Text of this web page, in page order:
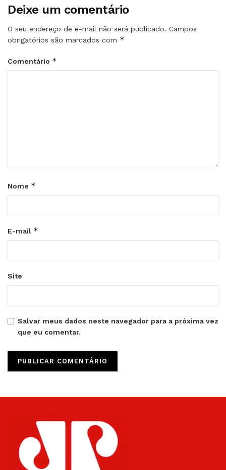
Deixe um comentário
O seu endereço de e-mail não será publicado. Campos
obrigatórios são marcados com *
Comentário *
Nome *
E-mail *
Site
Salvar meus dados neste navegador para a próxima vez
que eu comentar.